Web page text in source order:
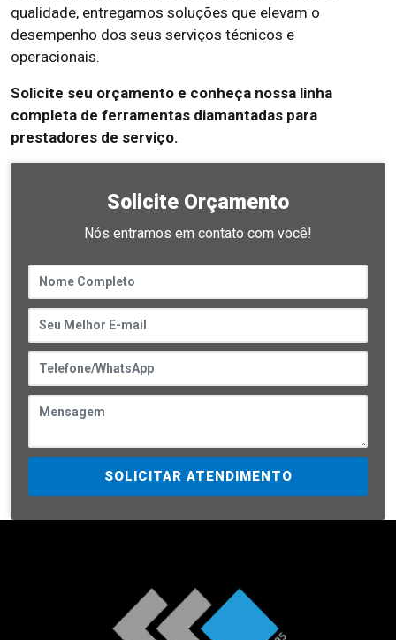
qualidade, entregamos soluções que elevam o
desempenho dos seus serviços técnicos e
operacionais.
Solicite seu orçamento e conheça nossa linha
completa de ferramentas diamantadas para
prestadores de serviço.
Solicite Orçamento
Nós entramos em contato com você!
SOLICITAR ATENDIMENTO